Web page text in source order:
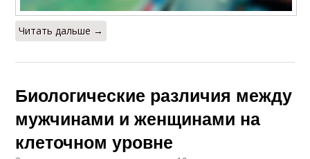
Читать дальше →
Биологические различия между
мужчинами и женщинами на
клеточном уровне